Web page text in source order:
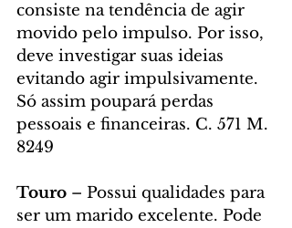
consiste na tendência de agir
movido pelo impulso. Por isso,
deve investigar suas ideias
evitando agir impulsivamente.
Só assim poupará perdas
pessoais e financeiras. C. 571 M.
8249
Touro – Possui qualidades para
ser um marido excelente. Pode